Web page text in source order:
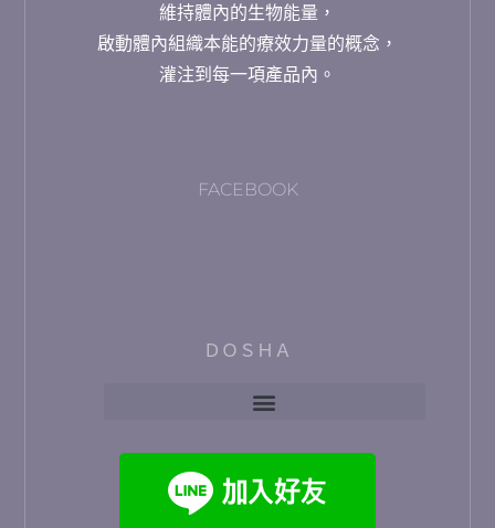
維持體內的生物能量，
啟動體內組織本能的療效力量的概念，
灌注到每一項產品內。
FACEBOOK
ＤＯＳＨＡ